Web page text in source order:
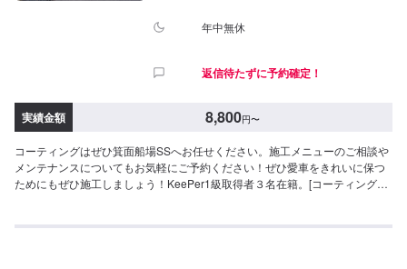
1日）＞ダイヤモンドキーパーの下部のレジン被膜を2層重ねた三層コーティ
93,200円（Lサイズ）102,900円（LLサイズ）131,400円（XLサイズ）＜エコ
わりになる！水ジミなどの汚れがつきにくい施工です。ノーメンテで3年耐
久！（メンテありで5年耐久）⚪︎施工価格（車サイズ）72,200円（SSサイ
102,900円（LLサイズ）131,400円（XLサイズ）＜EXキーパー（作業時間：
6時間〜1日）＞新車向けのコーティング（新車以外は別途料金で研磨作業が
必要な場合もあります）。高密度ガラス被膜で水垢などに強くかつてない程
年中無休
返信待たずに予約確定！
実績金額 8,800円〜
コーティングはぜひ箕面船場SSへお任せください。施工メニューのご相談や
メンテナンスについてもお気軽にご予約ください！ぜひ愛車をきれいに保つ
ためにもぜひ施工しましょう！KeePer1級取得者３名在籍。[コーティングメ
ズ)11,495円(LLサイズ)○SuperWax（作業時間：3〜4時間,耐久期間：30〜60